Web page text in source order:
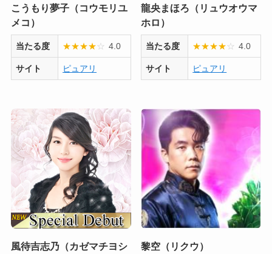
こうもり夢子（コウモリユ
メコ）
当たる度 ★★★★☆ 4.0
サイト ピュアリ
龍央まほろ（リュウオウマ
ホロ）
当たる度 ★★★★☆ 4.0
サイト ピュアリ
風待吉志乃（カゼマチヨシ
黎空（リクウ）